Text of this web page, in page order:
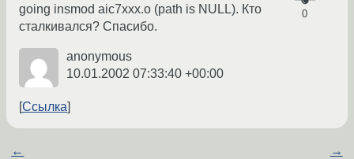
0
going insmod aic7xxx.o (path is NULL). Кто
сталкивался? Спасибо.
anonymous
10.01.2002 07:33:40 +00:00
Ссылка
← →